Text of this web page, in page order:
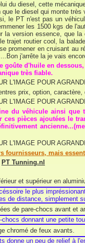
du diesel, cette
le diesel qui monte
le PT n'est pas un
les 1500 kgs de
version essence, que
trajet routier cool, la
promener en cruisant
j'arrête la je vais
d'huile en
très fiable.
prix, option,
du véhicule ainsi
pièces ajoutées le
fournisseurs, mais
PT Tunning.nl
et supérieur en
de pare-chocs avant et
chromé de feux avants.